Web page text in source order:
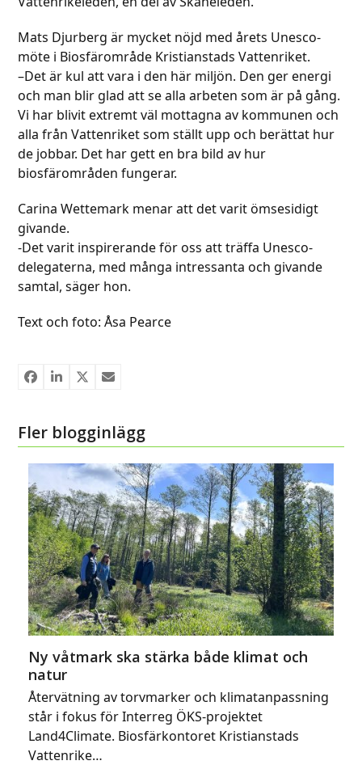
Mats Djurberg är mycket nöjd med årets Unesco-
möte i Biosfärområde Kristianstads Vattenriket.
–Det är kul att vara i den här miljön. Den ger energi
och man blir glad att se alla arbeten som är på gång.
Vi har blivit extremt väl mottagna av kommunen och
alla från Vattenriket som ställt upp och berättat hur
de jobbar. Det har gett en bra bild av hur
biosfärområden fungerar.
Carina Wettemark menar att det varit ömsesidigt
givande.
-Det varit inspirerande för oss att träffa Unesco-
delegaterna, med många intressanta och givande
samtal, säger hon.
Text och foto: Åsa Pearce
Fler blogginlägg
Ny våtmark ska stärka både klimat och
natur
Återvätning av torvmarker och klimatanpassning
står i fokus för Interreg ÖKS-projektet
Land4Climate. Biosfärkontoret Kristianstads
Vattenrike…